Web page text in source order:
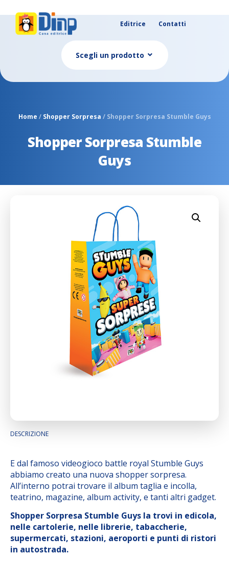
Editrice Contatti
Scegli un prodotto
Home / Shopper Sorpresa / Shopper Sorpresa Stumble Guys
Shopper Sorpresa Stumble
Guys
DESCRIZIONE
E dal famoso videogioco battle royal Stumble Guys
abbiamo creato una nuova shopper sorpresa.
All’interno potrai trovare il album taglia e incolla,
teatrino, magazine, album activity, e tanti altri gadget.
Shopper Sorpresa Stumble Guys la trovi in edicola,
nelle cartolerie, nelle librerie, tabaccherie,
supermercati, stazioni, aeroporti e punti di ristori
in autostrada.